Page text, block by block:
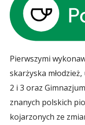
Pierwszymi
skarżyska
2 i 3 oraz
znanych polskich
kojarzonych ze